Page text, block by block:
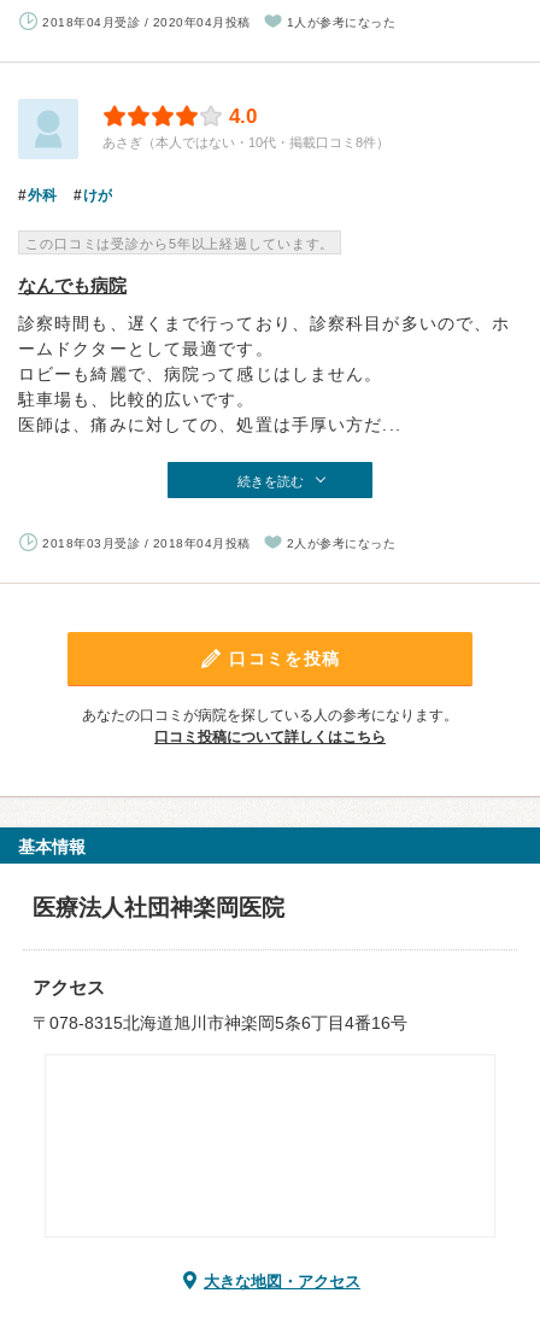
2018年04月受診 / 2020年04月投稿 1人が参考になった
4.0
あさぎ（本人ではない・10代・掲載口コミ8件）
外科 けが
この口コミは受診から5年以上経過しています。
なんでも病院
診察時間も、遅くまで行っており、診察科目が多いので、ホ
ームドクターとして最適です。
ロビーも綺麗で、病院って感じはしません。
駐車場も、比較的広いです。
医師は、痛みに対しての、処置は手厚い方だ...
続きを読む
2018年03月受診 / 2018年04月投稿 2人が参考になった
口コミを投稿
あなたの口コミが病院を探している人の参考になります。
口コミ投稿について詳しくはこちら
基本情報
医療法人社団神楽岡医院
アクセス
〒078-8315北海道旭川市神楽岡5条6丁目4番16号
大きな地図・アクセス